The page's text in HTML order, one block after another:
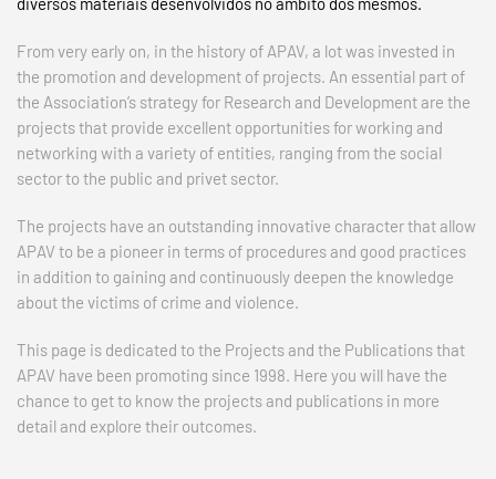
From very early on, in the history of APAV, a lot was invested in
the promotion and development of projects. An essential part of
the Association’s strategy for Research and Development are the
projects that provide excellent opportunities for working and
networking with a variety of entities, ranging from the social
sector to the public and privet sector.
The projects have an outstanding innovative character that allow
APAV to be a pioneer in terms of procedures and good practices
in addition to gaining and continuously deepen the knowledge
about the victims of crime and violence.
This page is dedicated to the Projects and the Publications that
APAV have been promoting since 1998. Here you will have the
chance to get to know the projects and publications in more
detail and explore their outcomes.